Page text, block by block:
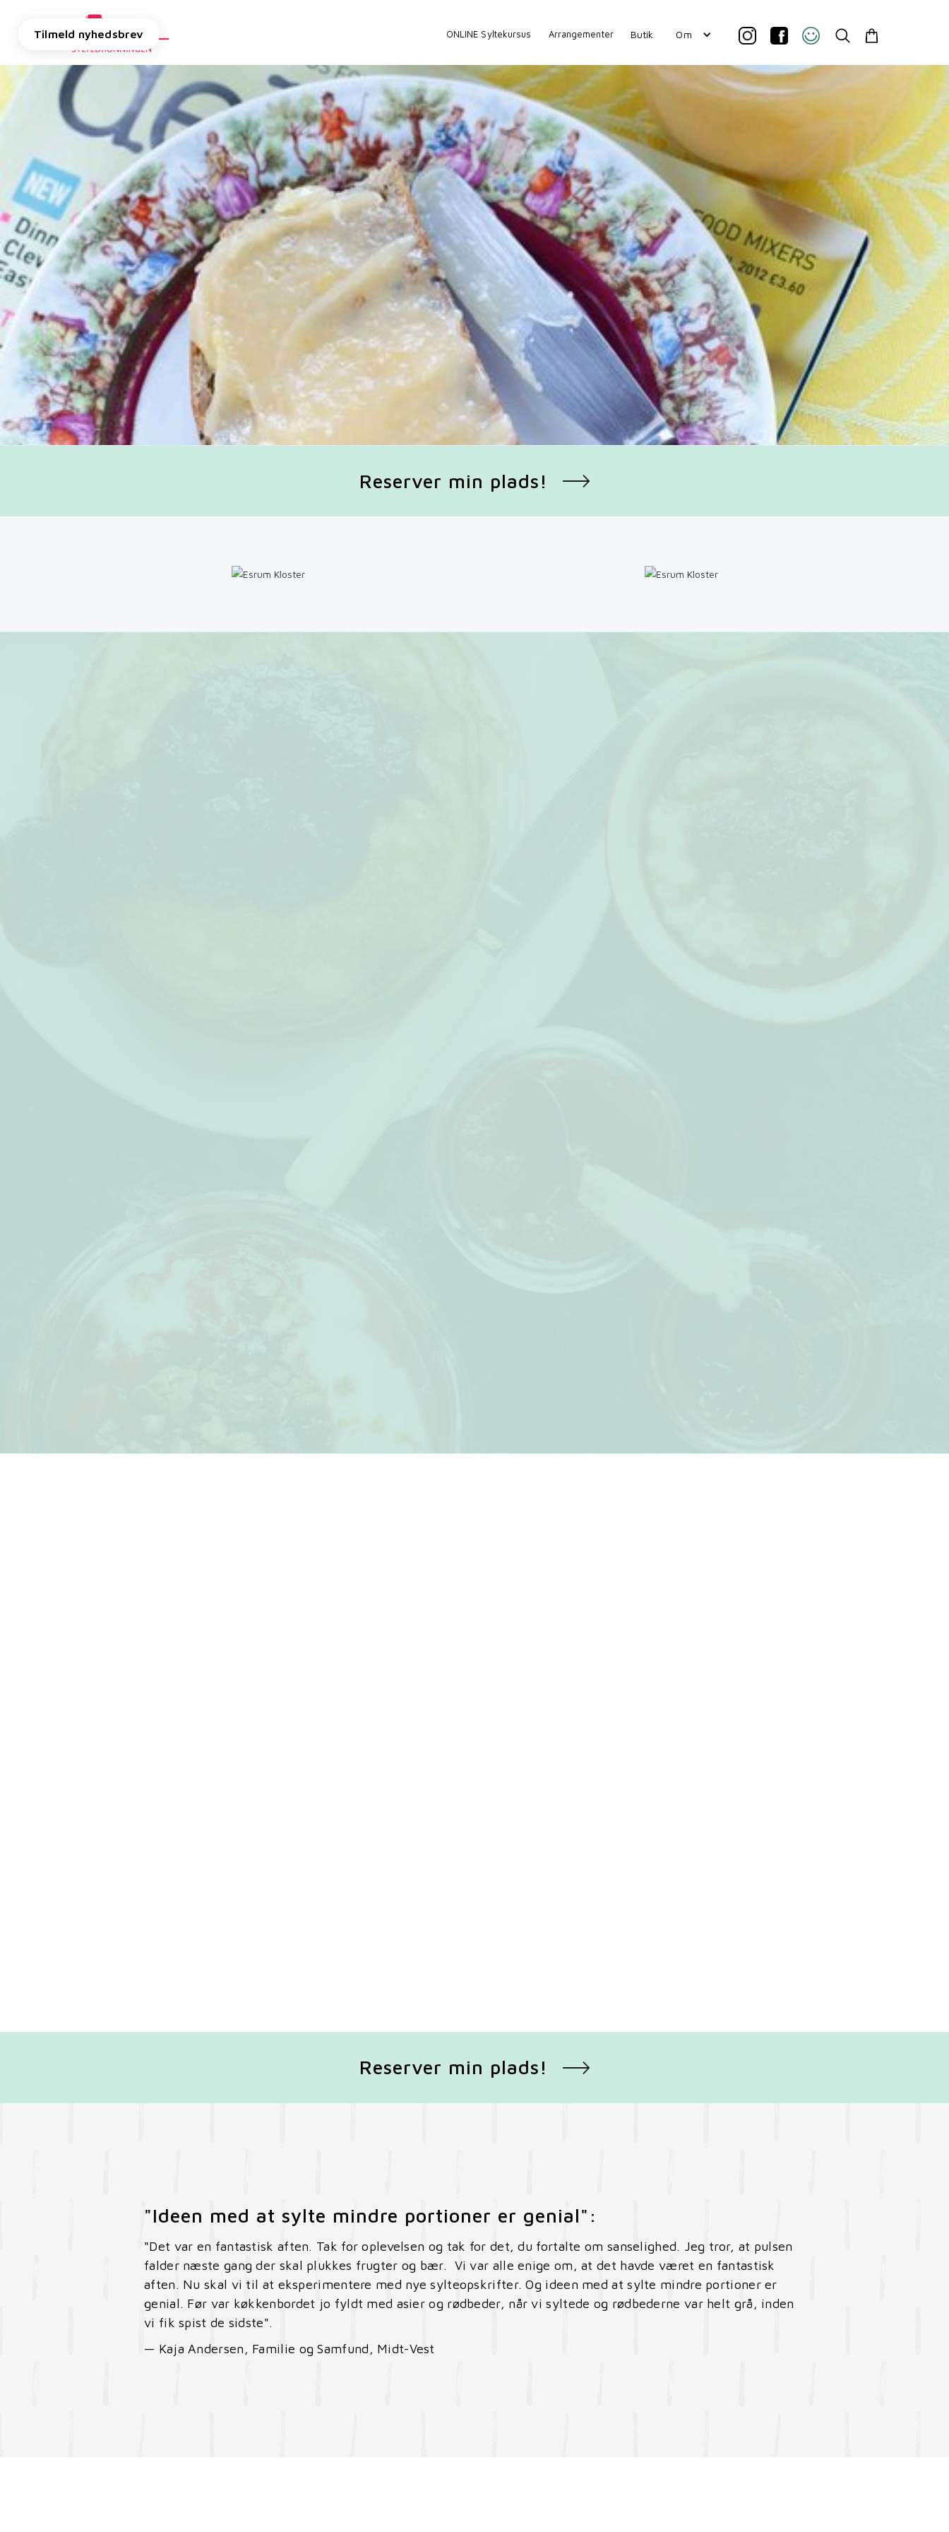
Tilmeld nyhedsbrev ONLINE Syltekursus Arrangementer Butik Om
Reserver min plads!
Reserver min plads!
"Ideen med at sylte mindre portioner er genial":
"Det var en fantastisk aften. Tak for oplevelsen og tak for det, du fortalte om sanselighed. Jeg tror, at pulsen
falder næste gang der skal plukkes frugter og bær. Vi var alle enige om, at det havde været en fantastisk
aften. Nu skal vi til at eksperimentere med nye sylteopskrifter. Og ideen med at sylte mindre portioner er
genial. Før var køkkenbordet jo fyldt med asier og rødbeder, når vi syltede og rødbederne var helt grå, inden
vi fik spist de sidste".
— Kaja Andersen, Familie og Samfund, Midt-Vest